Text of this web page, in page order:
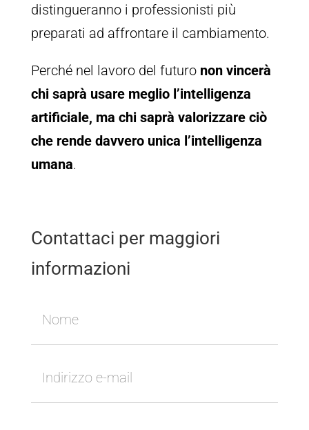
distingueranno i professionisti più
preparati ad affrontare il cambiamento.
Perché nel lavoro del futuro non vincerà
chi saprà usare meglio l’intelligenza
artificiale, ma chi saprà valorizzare ciò
che rende davvero unica l’intelligenza
umana.
Contattaci per maggiori
informazioni